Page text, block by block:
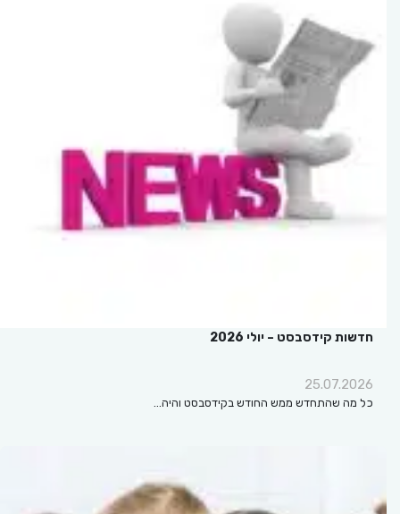
חדשות קידסבסט – יולי 2026
25.07.2026
כל מה שהתחדש ממש החודש בקידסבסט והיה…